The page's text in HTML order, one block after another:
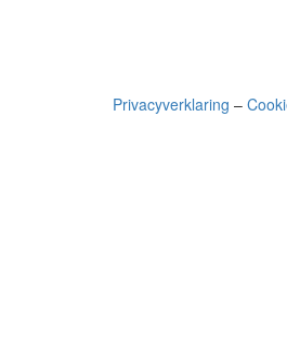
Privacyverklaring –